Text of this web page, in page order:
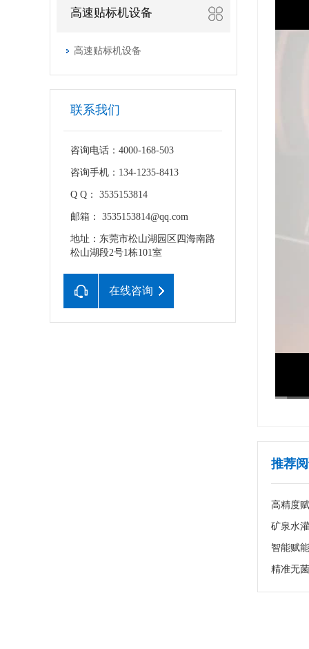
高速贴标机设备
高速贴标机设备
联系我们
咨询电话：4000-168-503
咨询手机：134-1235-8413
Q Q： 3535153814
邮箱： 3535153814@qq.com
地址：东莞市松山湖园区四海南路
松山湖段2号1栋101室
在线咨询
推荐
高精度